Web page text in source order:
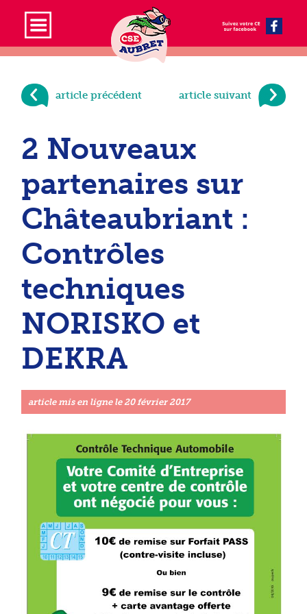
article précédent article suivant
2 Nouveaux
partenaires sur
Châteaubriant :
Contrôles
techniques
NORISKO et
DEKRA
article mis en ligne le 20 février 2017